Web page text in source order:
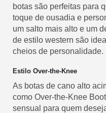
botas são perfeitas para
toque de ousadia e
um salto mais alto e um
de estilo western são
cheios de personalidade.
Estilo Over-the-Knee
As botas de cano alto
como Over-the-Knee
sensual para quem